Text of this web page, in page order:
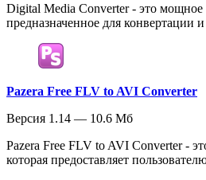
Digital Media Converter - это
предназначенное для конвертации
Pazera Free FLV to AVI Converter
Версия 1.14 — 10.6 Мб
Pazera Free FLV to AVI Converter -
которая предоставляет